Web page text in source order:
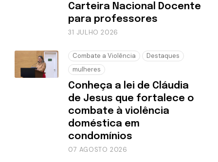
Carteira Nacional Docente
para professores
31 JULHO 2026
Combate a Violência
Destaques
mulheres
Conheça a lei de Cláudia
de Jesus que fortalece o
combate à violência
doméstica em
condomínios
07 AGOSTO 2026